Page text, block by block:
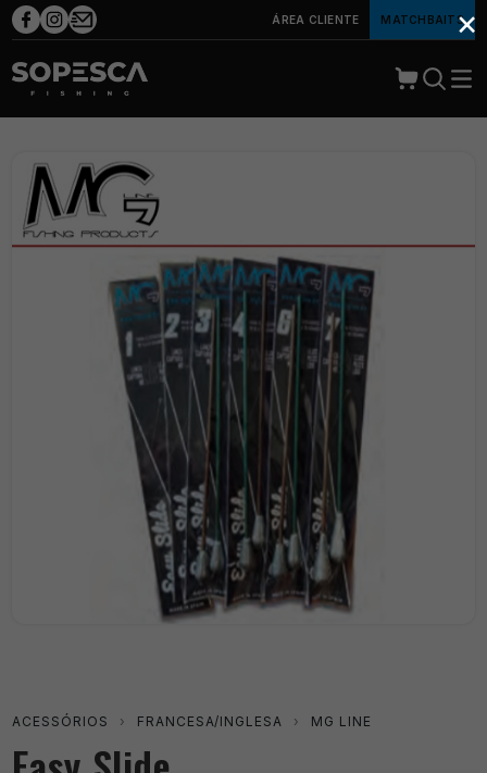
ÁREA CLIENTE MATCHBAITS
ACESSÓRIOS › FRANCESA/INGLESA › MG LINE
×